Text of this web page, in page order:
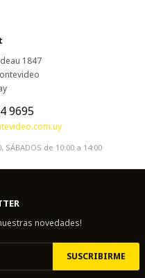
1847
9695
SÁBADOS de 10:00 a 14:00
novedades!
SUSCRIBIRME